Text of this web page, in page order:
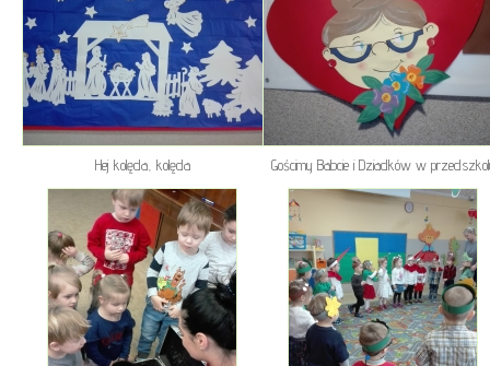
Hej kolęda, kolęda Gościmy Babcie i Dziadków w